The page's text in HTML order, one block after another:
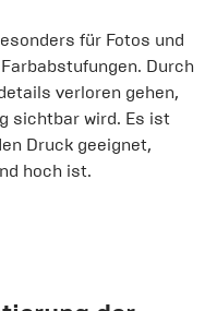
für Fotos und
Durch
verloren gehen,
sichtbar wird. Es ist
Druck geeignet,
hoch ist.